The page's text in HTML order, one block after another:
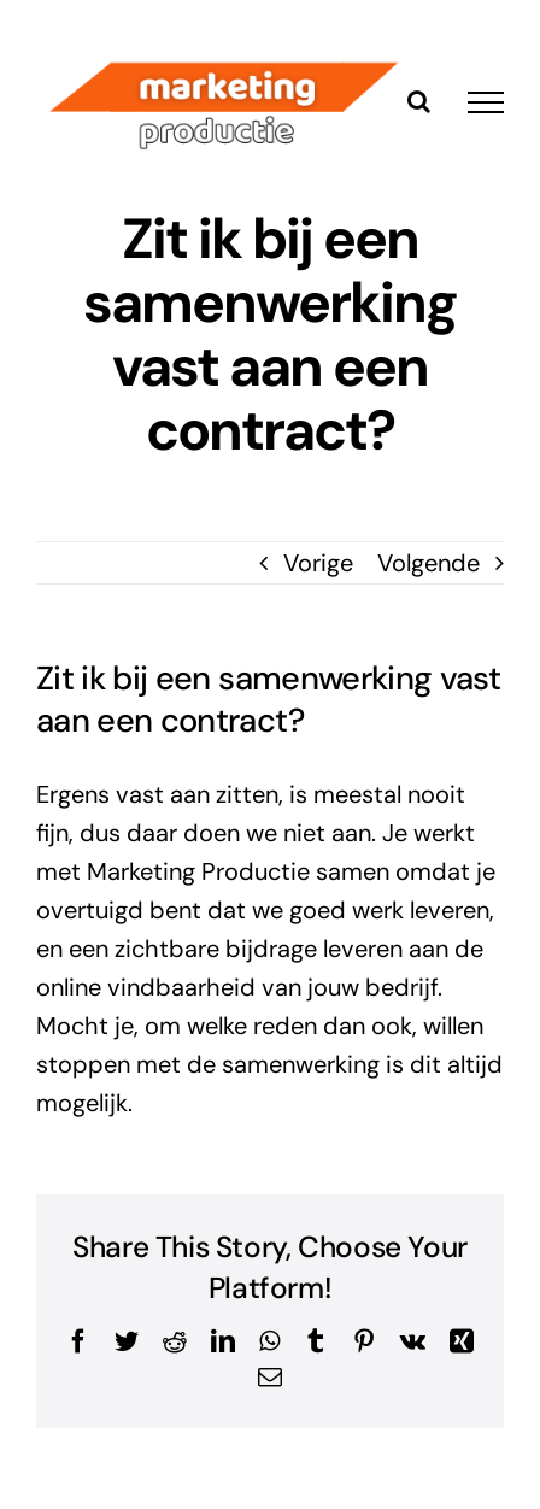
inhoud
Zit ik bij een
samenwerking
vast aan een
contract?
Vorige Volgende
Zit ik bij een samenwerking vast
aan een contract?
Ergens vast aan zitten, is meestal nooit
fijn, dus daar doen we niet aan. Je werkt
met Marketing Productie samen omdat je
overtuigd bent dat we goed werk leveren,
en een zichtbare bijdrage leveren aan de
online vindbaarheid van jouw bedrijf.
Mocht je, om welke reden dan ook, willen
stoppen met de samenwerking is dit altijd
mogelijk.
Share This Story, Choose Your
Platform!
Facebook
TwitterRedditLinkedInWhatsApp
TumblrPinterest
Vk
Xing
E-